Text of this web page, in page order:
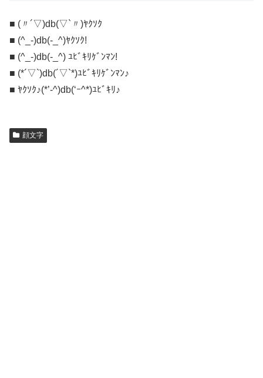
■ (〃´▽)db(▽`〃)ﾔｸｿｸ
■ (^_-)db(-_^)ﾔｸｿｸ!
■ (^_-)db(-_^) ﾕﾋﾞｷﾘｹﾞﾝﾏﾝ!
■ (*´▽`)db(´▽`*)ﾕﾋﾞｷﾘｹﾞﾝﾏﾝ♪
■ ﾔｸｿｸ♪(*’-^)db(‘ｰ^*)ﾕﾋﾞｷﾘ♪
顔文字